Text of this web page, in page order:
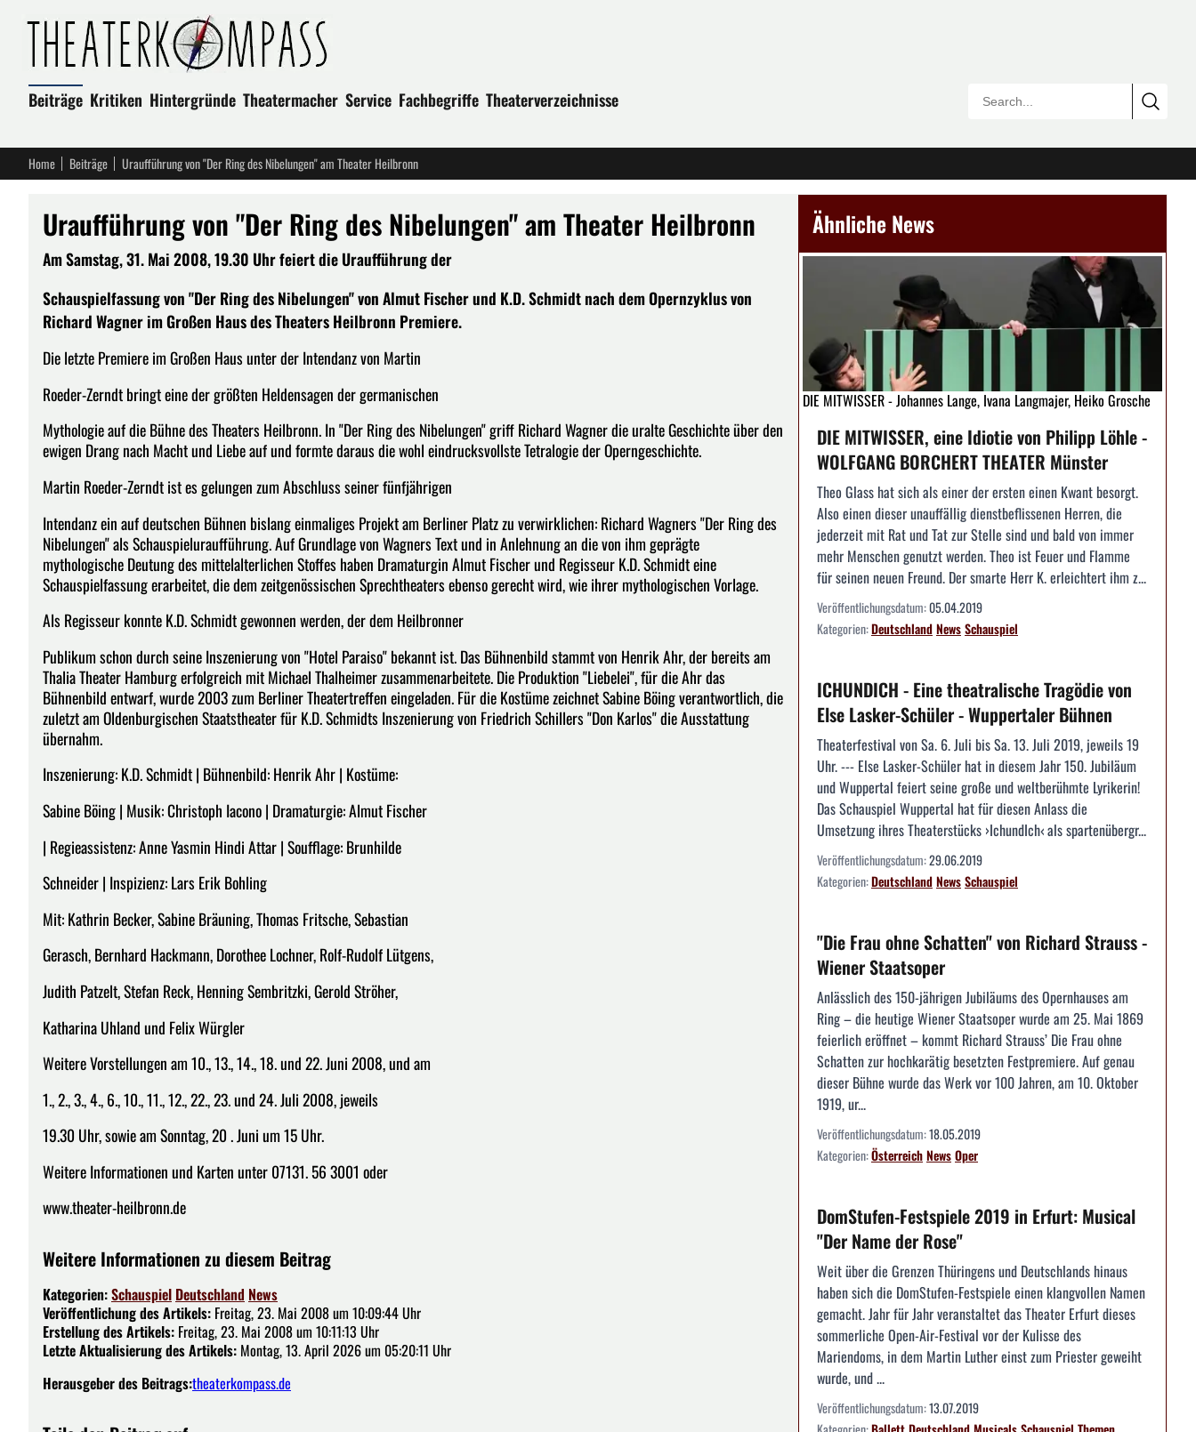
Beiträge Kritiken Hintergründe Theatermacher Service Fachbegriffe Theaterverzeichnisse
Home Beiträge Uraufführung von "Der Ring des Nibelungen" am Theater Heilbronn
Uraufführung von "Der Ring des Nibelungen" am Theater Heilbronn
Am Samstag, 31. Mai 2008, 19.30 Uhr feiert die Uraufführung der
Schauspielfassung von "Der Ring des Nibelungen" von Almut Fischer und K.D. Schmidt nach dem Opernzyklus von
Richard Wagner im Großen Haus des Theaters Heilbronn Premiere.
Die letzte Premiere im Großen Haus unter der Intendanz von Martin
Roeder-Zerndt bringt eine der größten Heldensagen der germanischen
Mythologie auf die Bühne des Theaters Heilbronn. In "Der Ring des Nibelungen" griff Richard Wagner die uralte Geschichte über den
ewigen Drang nach Macht und Liebe auf und formte daraus die wohl eindrucksvollste Tetralogie der Operngeschichte.
Martin Roeder-Zerndt ist es gelungen zum Abschluss seiner fünfjährigen
Intendanz ein auf deutschen Bühnen bislang einmaliges Projekt am Berliner Platz zu verwirklichen: Richard Wagners "Der Ring des
Nibelungen" als Schauspieluraufführung. Auf Grundlage von Wagners Text und in Anlehnung an die von ihm geprägte
mythologische Deutung des mittelalterlichen Stoffes haben Dramaturgin Almut Fischer und Regisseur K.D. Schmidt eine
Schauspielfassung erarbeitet, die dem zeitgenössischen Sprechtheaters ebenso gerecht wird, wie ihrer mythologischen Vorlage.
Als Regisseur konnte K.D. Schmidt gewonnen werden, der dem Heilbronner
Publikum schon durch seine Inszenierung von "Hotel Paraiso" bekannt ist. Das Bühnenbild stammt von Henrik Ahr, der bereits am
Thalia Theater Hamburg erfolgreich mit Michael Thalheimer zusammenarbeitete. Die Produktion "Liebelei", für die Ahr das
Bühnenbild entwarf, wurde 2003 zum Berliner Theatertreffen eingeladen. Für die Kostüme zeichnet Sabine Böing verantwortlich, die
zuletzt am Oldenburgischen Staatstheater für K.D. Schmidts Inszenierung von Friedrich Schillers "Don Karlos" die Ausstattung
übernahm.
Inszenierung: K.D. Schmidt | Bühnenbild: Henrik Ahr | Kostüme:
Sabine Böing | Musik: Christoph Iacono | Dramaturgie: Almut Fischer
| Regieassistenz: Anne Yasmin Hindi Attar | Soufflage: Brunhilde
Schneider | Inspizienz: Lars Erik Bohling
Mit: Kathrin Becker, Sabine Bräuning, Thomas Fritsche, Sebastian
Gerasch, Bernhard Hackmann, Dorothee Lochner, Rolf-Rudolf Lütgens,
Judith Patzelt, Stefan Reck, Henning Sembritzki, Gerold Ströher,
Katharina Uhland und Felix Würgler
Weitere Vorstellungen am 10., 13., 14., 18. und 22. Juni 2008, und am
1., 2., 3., 4., 6., 10., 11., 12., 22., 23. und 24. Juli 2008, jeweils
19.30 Uhr, sowie am Sonntag, 20 . Juni um 15 Uhr.
Weitere Informationen und Karten unter 07131. 56 3001 oder
www.theater-heilbronn.de
Weitere Informationen zu diesem Beitrag
Kategorien:Schauspiel Deutschland News
Veröffentlichung des Artikels: Freitag, 23. Mai 2008 um 10:09:44 Uhr
Erstellung des Artikels: Freitag, 23. Mai 2008 um 10:11:13 Uhr
Letzte Aktualisierung des Artikels: Montag, 13. April 2026 um 05:20:11 Uhr
Herausgeber des Beitrags:theaterkompass.de
Ähnliche News
DIE MITWISSER - Johannes Lange, Ivana Langmajer, Heiko Grosche
DIE MITWISSER, eine Idiotie von Philipp Löhle -
WOLFGANG BORCHERT THEATER Münster
Theo Glass hat sich als einer der ersten einen Kwant besorgt.
Also einen dieser unauffällig dienstbeflissenen Herren, die
jederzeit mit Rat und Tat zur Stelle sind und bald von immer
mehr Menschen genutzt werden. Theo ist Feuer und Flamme
für seinen neuen Freund. Der smarte Herr K. erleichtert ihm z...
Veröffentlichungsdatum:05.04.2019
Kategorien:DeutschlandNewsSchauspiel
ICHUNDICH - Eine theatralische Tragödie von
Else Lasker-Schüler - Wuppertaler Bühnen
Theaterfestival von Sa. 6. Juli bis Sa. 13. Juli 2019, jeweils 19
Uhr. --- Else Lasker-Schüler hat in diesem Jahr 150. Jubiläum
und Wuppertal feiert seine große und weltberühmte Lyrikerin!
Das Schauspiel Wuppertal hat für diesen Anlass die
Umsetzung ihres Theaterstücks ›IchundIch‹ als spartenübergr...
Veröffentlichungsdatum:29.06.2019
Kategorien:DeutschlandNewsSchauspiel
"Die Frau ohne Schatten" von Richard Strauss -
Wiener Staatsoper
Anlässlich des 150-jährigen Jubiläums des Opernhauses am
Ring – die heutige Wiener Staatsoper wurde am 25. Mai 1869
feierlich eröffnet – kommt Richard Strauss’ Die Frau ohne
Schatten zur hochkarätig besetzten Festpremiere. Auf genau
dieser Bühne wurde das Werk vor 100 Jahren, am 10. Oktober
1919, ur...
Veröffentlichungsdatum:18.05.2019
Kategorien:ÖsterreichNewsOper
DomStufen-Festspiele 2019 in Erfurt: Musical
"Der Name der Rose"
Weit über die Grenzen Thüringens und Deutschlands hinaus
haben sich die DomStufen-Festspiele einen klangvollen Namen
gemacht. Jahr für Jahr veranstaltet das Theater Erfurt dieses
sommerliche Open-Air-Festival vor der Kulisse des
Mariendoms, in dem Martin Luther einst zum Priester geweiht
wurde, und ...
Veröffentlichungsdatum:13.07.2019